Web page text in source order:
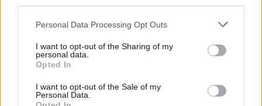
Please note that this website/app uses one or more Google
not limited to your visit or usage behaviour. You may click to
grant or deny consent to Google and its third-party tags to
use your data for below specified purposes in below Google
consent section.
Personal Data Processing Opt Outs
I want to opt-out of the Sharing of my
personal data.
Opted In
I want to opt-out of the Sale of my
Personal Data.
utóbbi fél évben a magyar filmek között az egyik
legnézettebb film.
Hogyan működik az önök alkotópárosa?